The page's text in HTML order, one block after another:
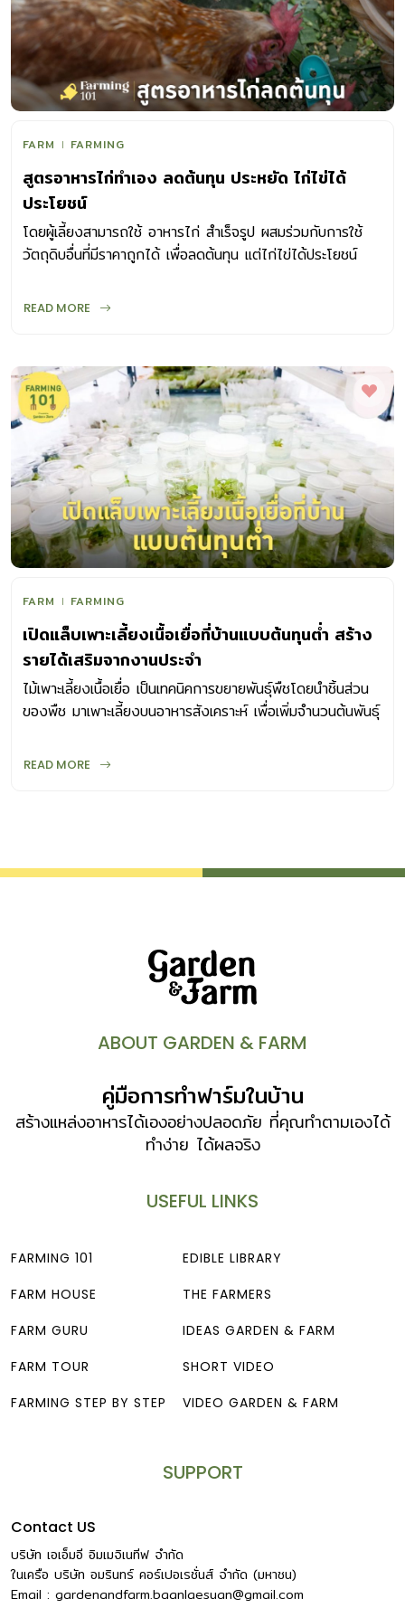
FARM FARMING
สูตรอาหารไก่ทำเอง ลดต้นทุน ประหยัด ไก่ไข่ได้
ประโยชน์
โดยผู้เลี้ยงสามารถใช้ อาหารไก่ สำเร็จรูป ผสมร่วมกับการใช้
วัตถุดิบอื่นที่มีราคาถูกได้ เพื่อลดต้นทุน แต่ไก่ไข่ได้ประโยชน์
READ MORE
FARM FARMING
เปิดแล็บเพาะเลี้ยงเนื้อเยื่อที่บ้านแบบต้นทุนต่ำ สร้าง
รายได้เสริมจากงานประจำ
ไม้เพาะเลี้ยงเนื้อเยื่อ เป็นเทคนิคการขยายพันธุ์พืชโดยนำชิ้นส่วน
ของพืช มาเพาะเลี้ยงบนอาหารสังเคราะห์ เพื่อเพิ่มจำนวนต้นพันธุ์
READ MORE
ABOUT GARDEN & FARM
คู่มือการทำฟาร์มในบ้าน
สร้างแหล่งอาหารได้เองอย่างปลอดภัย ที่คุณทำตามเองได้
ทำง่าย ได้ผลจริง
USEFUL LINKS
FARMING 101
FARM HOUSE
FARM GURU
FARM TOUR
FARMING STEP BY STEP
EDIBLE LIBRARY
THE FARMERS
IDEAS GARDEN & FARM
SHORT VIDEO
VIDEO GARDEN & FARM
SUPPORT
Contact US
บริษัท เอเอ็มอี อิมเมจิเนทีฟ จำกัด
ในเครือ บริษัท อมรินทร์ คอร์เปอเรชั่นส์ จำกัด (มหาชน)
Email : gardenandfarm.baanlaesuan@gmail.com